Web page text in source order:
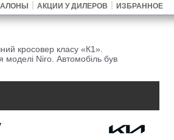
| АКЦИИ У ДИЛЕРОВ | ИЗБРАННОЕ
кросовер класу «К1».
моделі Niro. Автомобіль був